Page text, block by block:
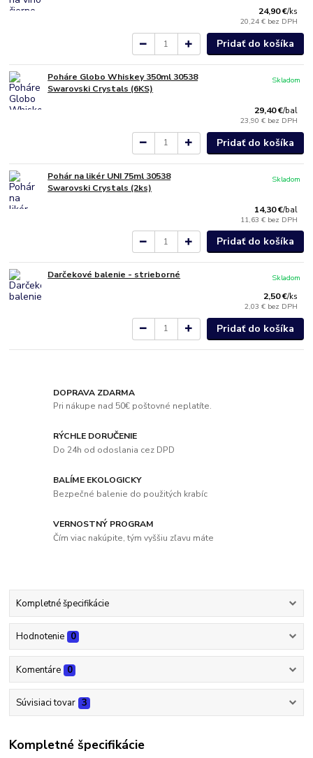
24,90 €/ks
20,24 € bez DPH
Pridať do košíka
Poháre Globo Whiskey 350ml 30538
Swarovski Crystals (6KS)
29,40 €/bal
23,90 € bez DPH
Skladom
Pridať do košíka
Pohár na likér UNI 75ml 30538
Swarovski Crystals (2ks)
14,30 €/bal
11,63 € bez DPH
Skladom
Pridať do košíka
Darčekové balenie - strieborné
2,50 €/ks
2,03 € bez DPH
Skladom
Pridať do košíka
DOPRAVA ZDARMA
Pri nákupe nad 50€ poštovné neplatíte.
RÝCHLE DORUČENIE
Do 24h od odoslania cez DPD
BALÍME EKOLOGICKY
Bezpečné balenie do použitých krabíc
VERNOSTNÝ PROGRAM
Čím viac nakúpite, tým vyššiu zľavu máte
Kompletné špecifikácie
Hodnotenie 0
Komentáre 0
Súvisiaci tovar 3
Kompletné špecifikácie